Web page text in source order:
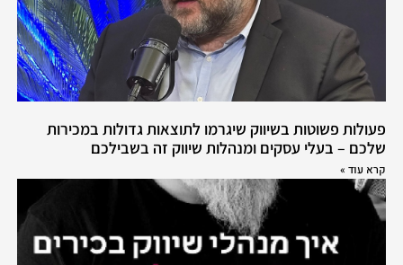
פעולות פשוטות בשיווק שיגרמו לתוצאות גדולות במכירות
שלכם – בעלי עסקים ומנהלות שיווק זה בשבילכם
קרא עוד »